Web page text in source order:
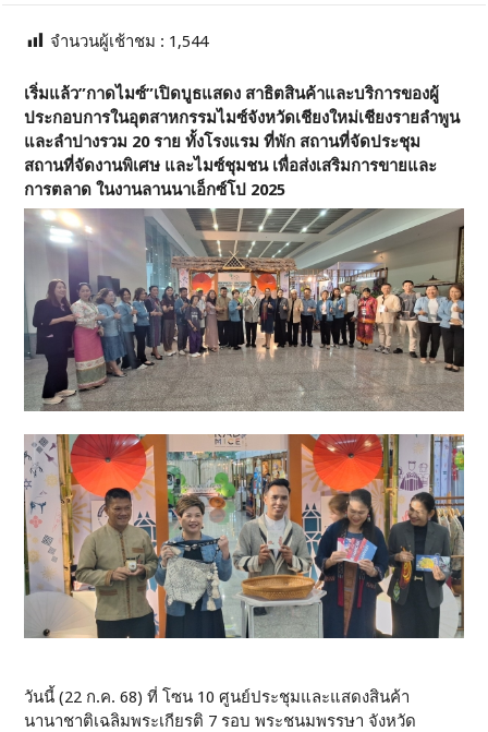
จำนวนผู้เช้าชม : 1,544
เริ่มแล้ว”กาดไมซ์”เปิดบูธแสดง สาธิตสินค้าและบริการของผู้
ประกอบการในอุตสาหกรรมไมซ์จังหวัดเชียงใหม่เชียงรายลำพูน
และลำปางรวม 20 ราย ทั้งโรงแรม ที่พัก สถานที่จัดประชุม
สถานที่จัดงานพิเศษ และไมซ์ชุมชน เพื่อส่งเสริมการขายและ
การตลาด ในงานลานนาเอ็กซ์โป 2025
วันนี้ (22 ก.ค. 68) ที่ โซน 10 ศูนย์ประชุมและแสดงสินค้า
นานาชาติเฉลิมพระเกียรติ 7 รอบ พระชนมพรรษา จังหวัด